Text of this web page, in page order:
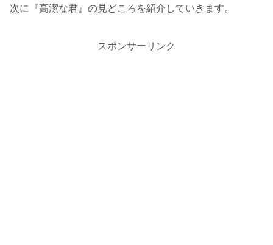
次に『高潔な君』の見どころを紹介していきます。
スポンサーリンク